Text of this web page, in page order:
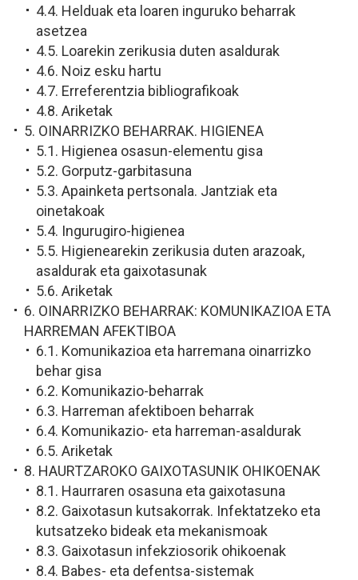
4.4. Helduak eta loaren inguruko beharrak
asetzea
4.5. Loarekin zerikusia duten asaldurak
4.6. Noiz esku hartu
4.7. Erreferentzia bibliografikoak
4.8. Ariketak
5. OINARRIZKO BEHARRAK. HIGIENEA
5.1. Higienea osasun-elementu gisa
5.2. Gorputz-garbitasuna
5.3. Apainketa pertsonala. Jantziak eta
oinetakoak
5.4. Ingurugiro-higienea
5.5. Higienearekin zerikusia duten arazoak,
asaldurak eta gaixotasunak
5.6. Ariketak
6. OINARRIZKO BEHARRAK: KOMUNIKAZIOA ETA
HARREMAN AFEKTIBOA
6.1. Komunikazioa eta harremana oinarrizko
behar gisa
6.2. Komunikazio-beharrak
6.3. Harreman afektiboen beharrak
6.4. Komunikazio- eta harreman-asaldurak
6.5. Ariketak
8. HAURTZAROKO GAIXOTASUNIK OHIKOENAK
8.1. Haurraren osasuna eta gaixotasuna
8.2. Gaixotasun kutsakorrak. Infektatzeko eta
kutsatzeko bideak eta mekanismoak
8.3. Gaixotasun infekziosorik ohikoenak
8.4. Babes- eta defentsa-sistemak